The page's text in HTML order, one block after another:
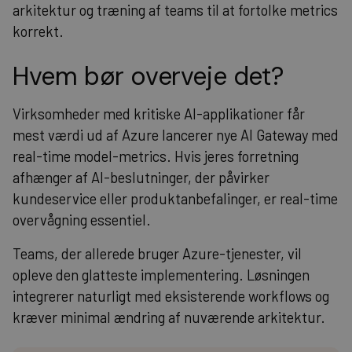
arkitektur og træning af teams til at fortolke metrics
korrekt.
Hvem bør overveje det?
Virksomheder med kritiske AI-applikationer får
mest værdi ud af Azure lancerer nye AI Gateway med
real-time model-metrics. Hvis jeres forretning
afhænger af AI-beslutninger, der påvirker
kundeservice eller produktanbefalinger, er real-time
overvågning essentiel.
Teams, der allerede bruger Azure-tjenester, vil
opleve den glatteste implementering. Løsningen
integrerer naturligt med eksisterende workflows og
kræver minimal ændring af nuværende arkitektur.